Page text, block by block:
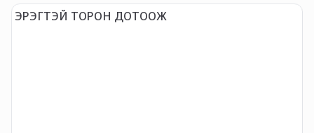
ЭРЭГТЭЙ ТОРОН ДОТООЖ